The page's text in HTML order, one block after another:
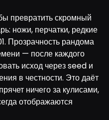
превратить скромный
ножи, перчатки, редкие
Прозрачность рандома
— после каждого
исход через seed и
в честности. Это даёт
ничего за кулисами,
отображаются